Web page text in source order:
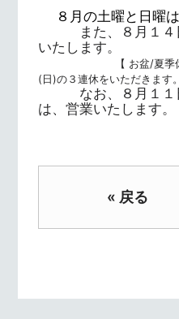
８月の土曜と日曜は
また、８月１４
いたします。
【 お盆/夏季休暇は
(日)の３連休をいただきます
なお、８月１１
は、営業いたします。
« 戻る